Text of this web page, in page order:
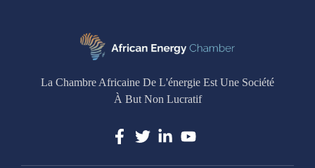
La Chambre Africaine De L'énergie Est Une Société
À But Non Lucratif